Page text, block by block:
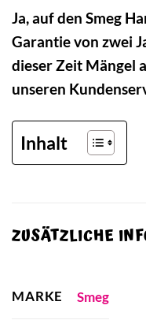
Ja, auf den Smeg
Garantie von zwei
dieser Zeit Mängel
unseren
Inhalt
ZUSÄTZLICHE
MARKE Smeg